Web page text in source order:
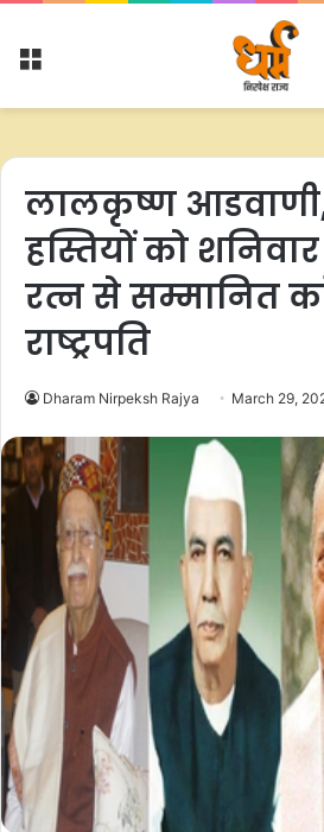
Menu
लालकृष्ण
हस्तियों को
रत्न से सम्मानित
राष्ट्रपति
Dharam Nirpeksh Rajya March 29,